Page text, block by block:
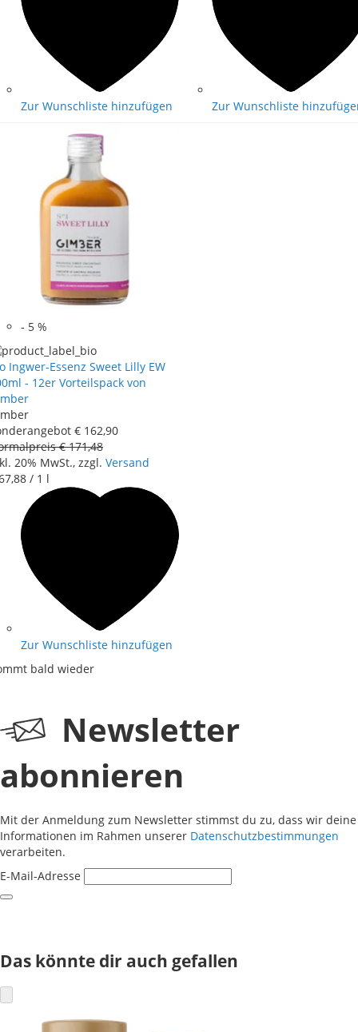
Zur Wunschliste hinzufügen Zur Wunschliste
- 5 %
Ingwer-Essenz Sweet Lilly EW
- 12er Vorteilspack von
€ 162,90
€ 171,48
20% MwSt., zzgl. Versand
,88 / 1 l
Zur Wunschliste hinzufügen
bald wieder
Newsletter
abonnieren
Mit der Anmeldung zum Newsletter stimmst du zu, dass wir deine
Informationen im Rahmen unserer Datenschutzbestimmungen
verarbeiten.
E-Mail-Adresse
Das könnte dir auch gefallen